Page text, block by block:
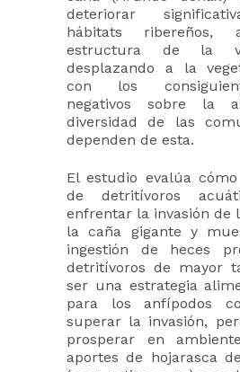
deteriorar
hábitats ribereños,
estructura de la
desplazando a la
con los
negativos sobre la
diversidad de las
dependen de esta.
El estudio evalúa
de detritívoros
enfrentar la invasión de
la caña gigante y
ingestión de heces
detritívoros de mayor
ser una estrategia
para los anfípodos
superar la invasión,
prosperar en
aportes de hojarasca